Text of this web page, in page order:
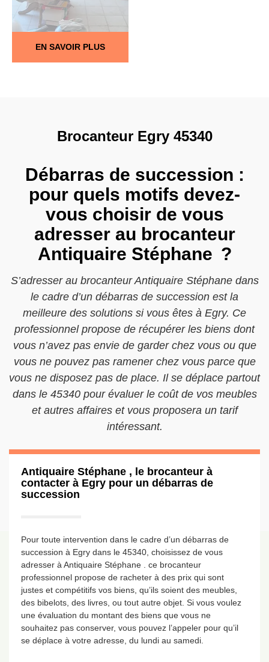
EN SAVOIR PLUS
Brocanteur Egry 45340
Débarras de succession :
pour quels motifs devez-
vous choisir de vous
adresser au brocanteur
Antiquaire Stéphane ?
S’adresser au brocanteur Antiquaire Stéphane dans
le cadre d’un débarras de succession est la
meilleure des solutions si vous êtes à Egry. Ce
professionnel propose de récupérer les biens dont
vous n’avez pas envie de garder chez vous ou que
vous ne pouvez pas ramener chez vous parce que
vous ne disposez pas de place. Il se déplace partout
dans le 45340 pour évaluer le coût de vos meubles
et autres affaires et vous proposera un tarif
intéressant.
Antiquaire Stéphane , le brocanteur à
contacter à Egry pour un débarras de
succession
Pour toute intervention dans le cadre d’un débarras de
succession à Egry dans le 45340, choisissez de vous
adresser à Antiquaire Stéphane . ce brocanteur
professionnel propose de racheter à des prix qui sont
justes et compétitifs vos biens, qu’ils soient des meubles,
des bibelots, des livres, ou tout autre objet. Si vous voulez
une évaluation du montant des biens que vous ne
souhaitez pas conserver, vous pouvez l’appeler pour qu’il
se déplace à votre adresse, du lundi au samedi.